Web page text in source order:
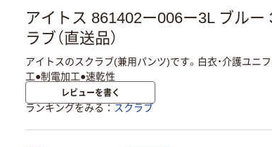
アイトス 861402ー006ー3L ブル
ラブ（直送品）
アイトスのスクラブ(兼用パンツ)です。白衣・介護ユニ
工●制電加工●速乾性
レビューを書く
ランキングをみる スクラブ